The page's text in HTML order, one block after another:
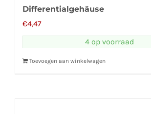
Differentialgehäuse
€4,47
4 op voorraad
Toevoegen aan winkelwagen